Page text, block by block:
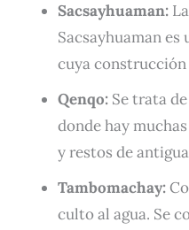
Sacsayhuaman:
Sacsayhuaman
cuya construcción
Qenqo: Se trata
donde hay
y restos de
Tambomachay:
culto al agua. Se